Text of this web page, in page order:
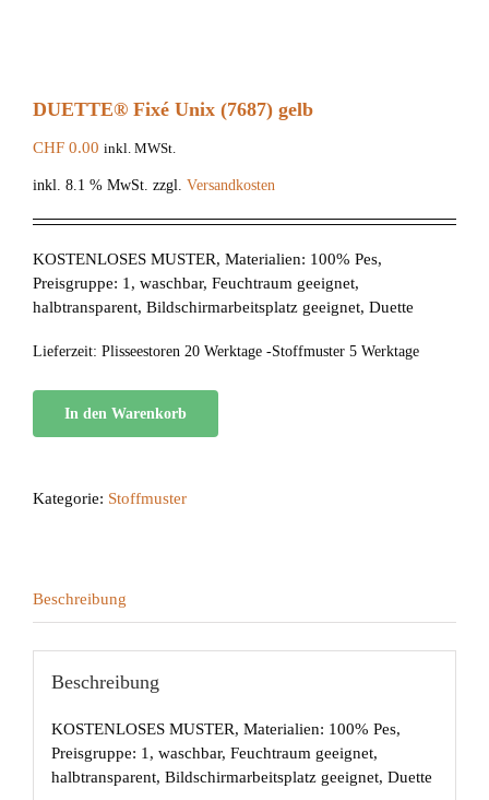
DUETTE® Fixé Unix (7687) gelb
CHF 0.00 inkl. MWSt.
inkl. 8.1 % MwSt. zzgl. Versandkosten
KOSTENLOSES MUSTER, Materialien: 100% Pes,
Preisgruppe: 1, waschbar, Feuchtraum geeignet,
halbtransparent, Bildschirmarbeitsplatz geeignet, Duette
Lieferzeit: Plisseestoren 20 Werktage -Stoffmuster 5 Werktage
In den Warenkorb
Kategorie: Stoffmuster
Beschreibung
Beschreibung
KOSTENLOSES MUSTER, Materialien: 100% Pes,
Preisgruppe: 1, waschbar, Feuchtraum geeignet,
halbtransparent, Bildschirmarbeitsplatz geeignet, Duette